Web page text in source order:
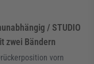
/ STUDIO
zwei Bändern
vorn